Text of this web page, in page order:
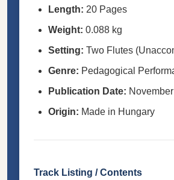
Length: 20 Pages
Weight: 0.088 kg
Setting: Two Flutes
Genre: Pedagogical
Publication Date:
Origin: Made in Hungary
Track Listing / Contents